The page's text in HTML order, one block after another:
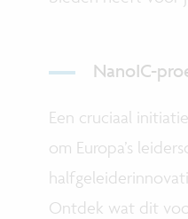
NanoIC-
Een cruciaal
om Europa’s
Ontdek wat dit